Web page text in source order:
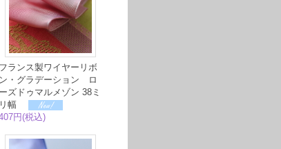
フランス製ワイヤーリボ
ン・グラデーション ロ
ーズドゥマルメゾン 38ミ
リ幅
円(税込)